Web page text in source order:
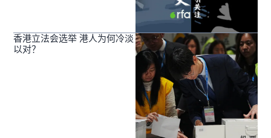
香港立法会选举 港人为何冷淡
以对？